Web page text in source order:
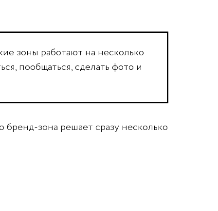
зоны работают на несколько
пообщаться, сделать фото и
зона решает сразу несколько